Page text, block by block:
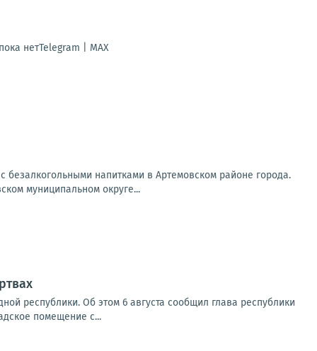
нетTelegram | MAX
безалкогольными напитками в Артемовском районе города.
муниципальном округе...
республики. Об этом 6 августа сообщил глава республики
помещение с...